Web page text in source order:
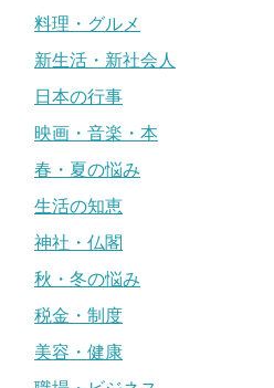
料理・グルメ
新生活・新社会人
日本の行事
映画・音楽・本
春・夏の悩み
生活の知恵
神社・仏閣
秋・冬の悩み
税金・制度
美容・健康